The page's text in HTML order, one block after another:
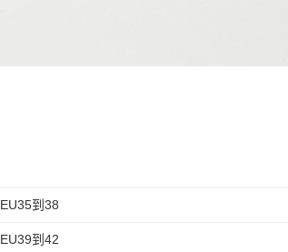
EU35到38
EU39到42